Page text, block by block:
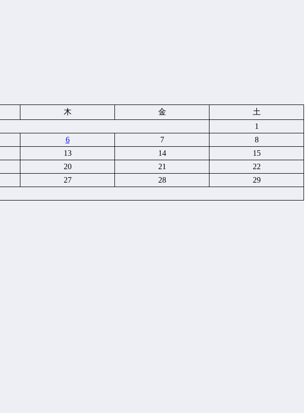
木 金
土
1
6 7
8
13 14
15
20 21
22
27 28
29